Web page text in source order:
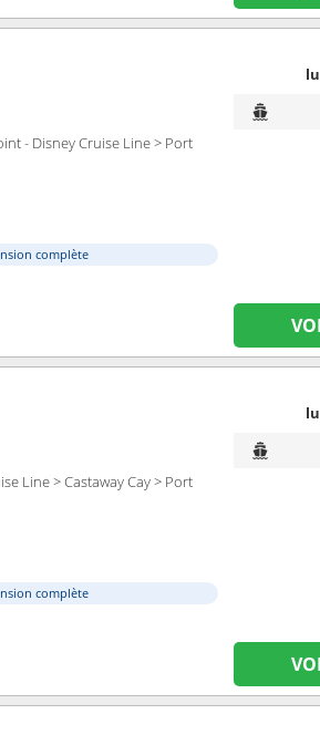
- Disney Cruise Line > Port
complète
Line > Castaway Cay > Port
complète